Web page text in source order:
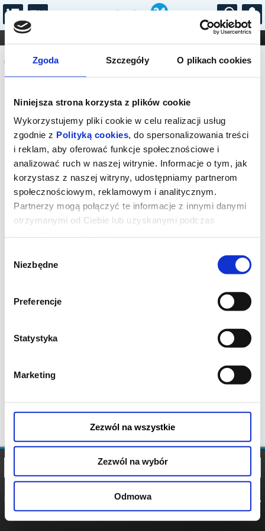
Zgoda Szczegóły O plikach cookies
Niniejsza strona korzysta z plików cookie
Wykorzystujemy pliki cookie w celu realizacji usług
zgodnie z Polityką cookies, do spersonalizowania treści
i reklam, aby oferować funkcje społecznościowe i
analizować ruch w naszej witrynie. Informacje o tym, jak
korzystasz z naszej witryny, udostępniamy partnerom
społecznościowym, reklamowym i analitycznym.
Partnerzy mogą połączyć te informacje z innymi danymi
otrzymanymi od Ciebie lub uzyskanymi podczas
zgody
Niezbędne
Preferencje
Statystyka
Marketing
Zezwól na wszystkie
Zezwól na wybór
Odmowa
...
FILHARMONIA OPERA I BALET
STAND-UP
DLA DZIECI
Komunikat
Brak dostępnych miejsc – wszystkie
bilety na to wydarzenie zostały
wyprzedane.
POLITYKA
POLITYKA